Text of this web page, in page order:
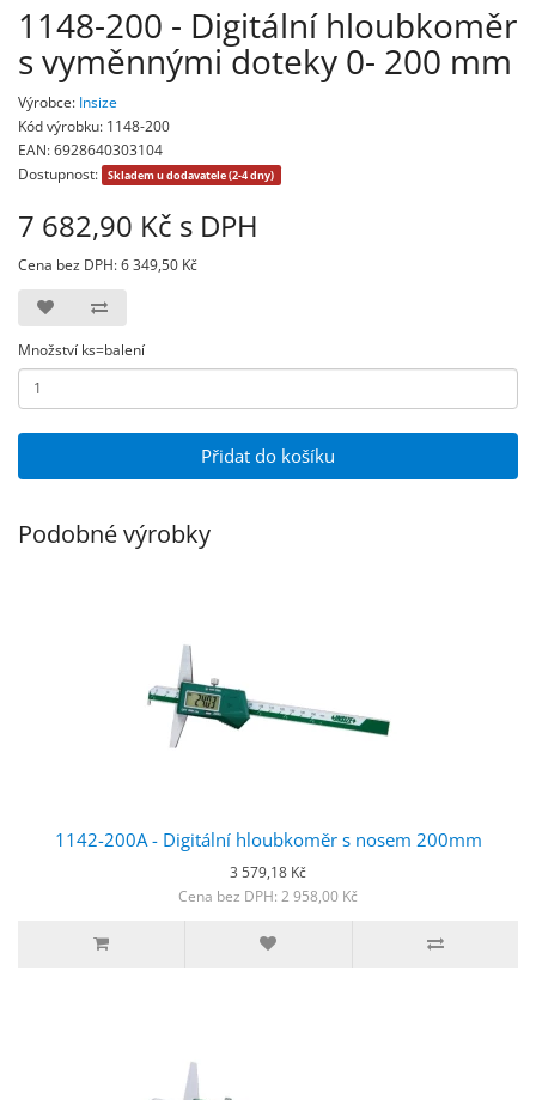
1148-200 - Digitální hloubkoměr
s vyměnnými doteky 0- 200 mm
Výrobce: Insize
Kód výrobku: 1148-200
EAN: 6928640303104
Dostupnost:
Skladem u dodavatele (2-4 dny)
7 682,90 Kč s DPH
Cena bez DPH: 6 349,50 Kč
Množství ks=balení
Přidat do košíku
Podobné výrobky
1142-200A - Digitální hloubkoměr s nosem 200mm
3 579,18 Kč
Cena bez DPH: 2 958,00 Kč